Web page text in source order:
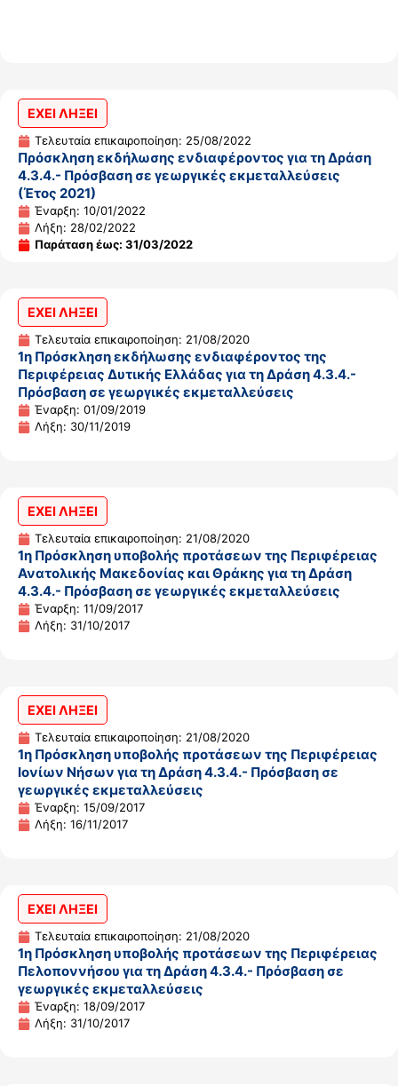
ΕΧΕΙ ΛΗΞΕΙ
Τελευταία επικαιροποίηση: 25/08/2022
Πρόσκληση εκδήλωσης ενδιαφέροντος για τη Δράση
4.3.4.- Πρόσβαση σε γεωργικές εκμεταλλεύσεις
(Έτος 2021)
Έναρξη: 10/01/2022
Λήξη: 28/02/2022
Παράταση έως: 31/03/2022
ΕΧΕΙ ΛΗΞΕΙ
Τελευταία επικαιροποίηση: 21/08/2020
1η Πρόσκληση εκδήλωσης ενδιαφέροντος της
Περιφέρειας Δυτικής Ελλάδας για τη Δράση 4.3.4.-
Πρόσβαση σε γεωργικές εκμεταλλεύσεις
Έναρξη: 01/09/2019
Λήξη: 30/11/2019
ΕΧΕΙ ΛΗΞΕΙ
Τελευταία επικαιροποίηση: 21/08/2020
1η Πρόσκληση υποβολής προτάσεων της Περιφέρειας
Ανατολικής Μακεδονίας και Θράκης για τη Δράση
4.3.4.- Πρόσβαση σε γεωργικές εκμεταλλεύσεις
Έναρξη: 11/09/2017
Λήξη: 31/10/2017
ΕΧΕΙ ΛΗΞΕΙ
Τελευταία επικαιροποίηση: 21/08/2020
1η Πρόσκληση υποβολής προτάσεων της Περιφέρειας
Ιονίων Νήσων για τη Δράση 4.3.4.- Πρόσβαση σε
γεωργικές εκμεταλλεύσεις
Έναρξη: 15/09/2017
Λήξη: 16/11/2017
ΕΧΕΙ ΛΗΞΕΙ
Τελευταία επικαιροποίηση: 21/08/2020
1η Πρόσκληση υποβολής προτάσεων της Περιφέρειας
Πελοποννήσου για τη Δράση 4.3.4.- Πρόσβαση σε
γεωργικές εκμεταλλεύσεις
Έναρξη: 18/09/2017
Λήξη: 31/10/2017